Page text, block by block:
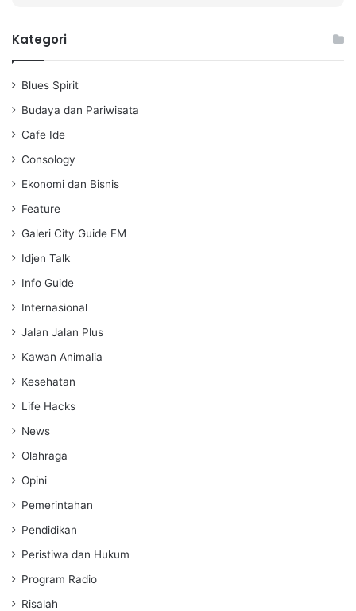
a
Kategori
Blues Spirit
Budaya dan Pariwisata
Cafe Ide
Consology
Ekonomi dan Bisnis
Feature
Galeri City Guide FM
Idjen Talk
Info Guide
Internasional
Jalan Jalan Plus
Kawan Animalia
Kesehatan
Life Hacks
News
Olahraga
Opini
Pemerintahan
Pendidikan
Peristiwa dan Hukum
Program Radio
Risalah